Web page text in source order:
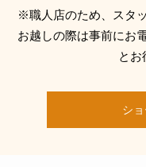
※職人店のため、スタ
お越しの際は事前にお
とお
シ